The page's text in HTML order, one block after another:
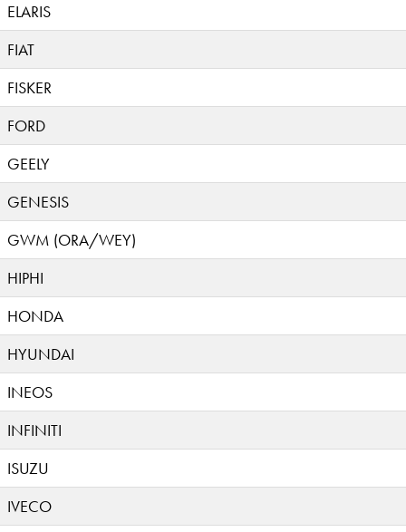
ELARIS
FIAT
FISKER
FORD
GEELY
GENESIS
GWM (ORA/WEY)
HIPHI
HONDA
HYUNDAI
INEOS
INFINITI
ISUZU
IVECO